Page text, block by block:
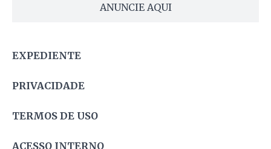
ANUNCIE AQUI
EXPEDIENTE
PRIVACIDADE
TERMOS DE USO
ACESSO INTERNO